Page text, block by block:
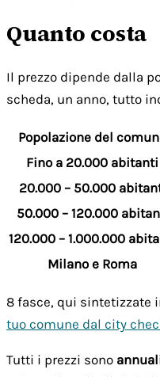
Quanto costa
Il prezzo dipende dalla
scheda, un anno, tutto
Popolazione del
Fino a 20.000 abitanti
20.000 – 50.000
50.000 – 120.000
120.000 – 1.000.000
Milano e Roma
8 fasce, qui sintetizzate
tuo comune dal city
Tutti i prezzi sono